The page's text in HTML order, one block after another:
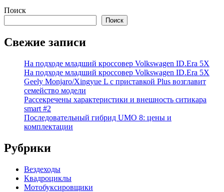
Поиск
Поиск
Свежие записи
На подходе младший кроссовер Volkswagen ID.Era 5X
На подходе младший кроссовер Volkswagen ID.Era 5X
Geely Monjaro/Xingyue L с приставкой Plus возглавит
семейство модели
Рассекречены характеристики и внешность ситикара
smart #2
Последовательный гибрид UMO 8: цены и
комплектации
Рубрики
Вездеходы
Квадроциклы
Мотобуксировщики